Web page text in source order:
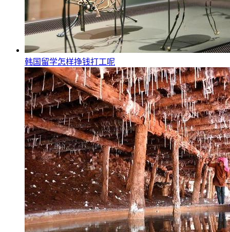
韩国留学怎样挣钱打工呢